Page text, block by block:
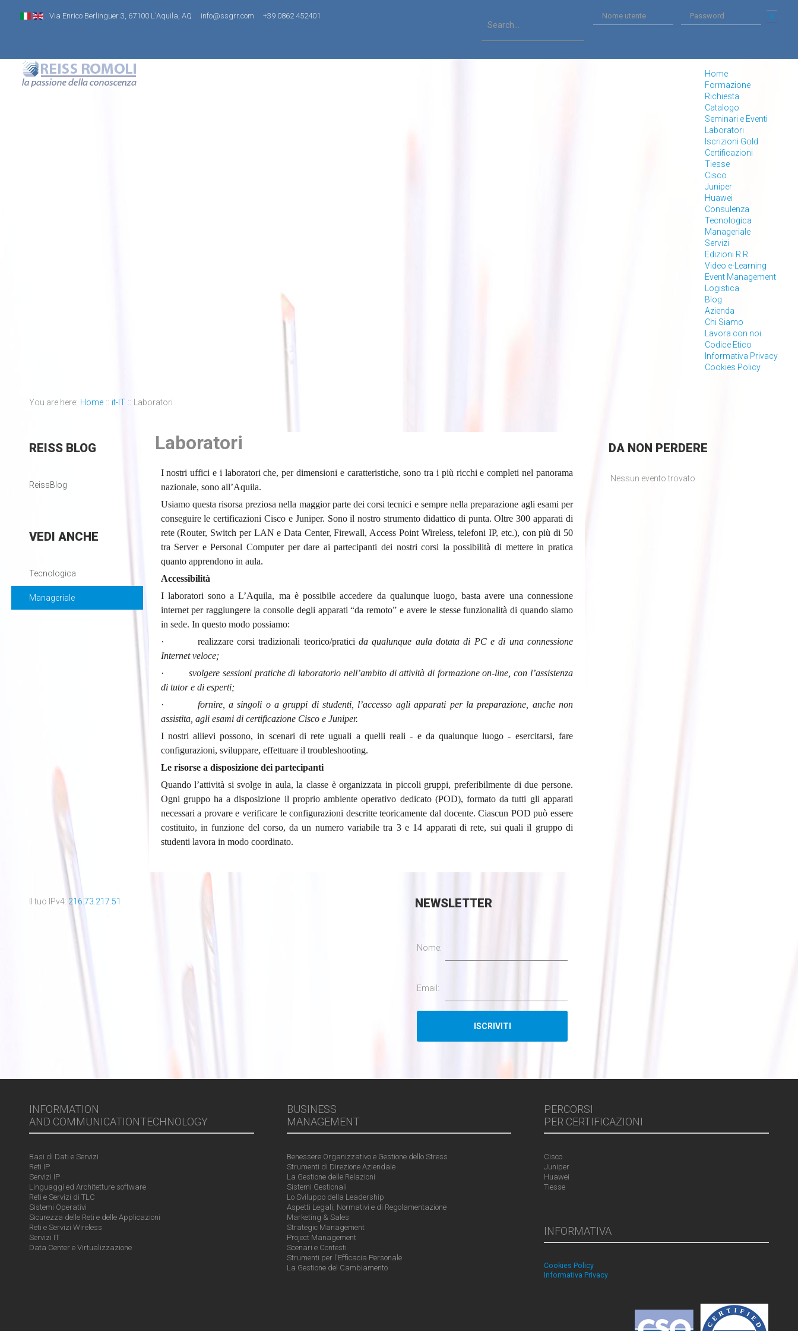
Via Enrico Berlinguer 3, 67100 L'Aquila, AQ info@ssgrr.com +39 0862 452401
Home
Formazione
Richiesta
Catalogo
Seminari e Eventi
Laboratori
Iscrizioni Gold
Certificazioni
Tiesse
Cisco
Juniper
Huawei
Consulenza
Tecnologica
Manageriale
Servizi
Edizioni R.R
Video e-Learning
Event Management
Logistica
Blog
Azienda
Chi Siamo
Lavora con noi
Codice Etico
Informativa Privacy
Cookies Policy
You are here: Home :: it-IT :: Laboratori
Laboratori
I nostri uffici e i laboratori che, per dimensioni e caratteristiche, sono tra i più ricchi e completi nel panorama
nazionale, sono all’Aquila.
Usiamo questa risorsa preziosa nella maggior parte dei corsi tecnici e sempre nella preparazione agli esami per
conseguire le certificazioni Cisco e Juniper. Sono il nostro strumento didattico di punta. Oltre 300 apparati di
rete (Router, Switch per LAN e Data Center, Firewall, Access Point Wireless, telefoni IP, etc.), con più di 50
tra Server e Personal Computer per dare ai partecipanti dei nostri corsi la possibilità di mettere in pratica
quanto apprendono in aula.
Accessibilità
I laboratori sono a L’Aquila, ma è possibile accedere da qualunque luogo, basta avere una connessione
internet per raggiungere la consolle degli apparati “da remoto” e avere le stesse funzionalità di quando siamo
in sede. In questo modo possiamo:
· realizzare corsi tradizionali teorico/pratici da qualunque aula dotata di PC e di una connessione
Internet veloce;
·svolgere sessioni pratiche di laboratorio nell’ambito di attività di formazione on-line, con l’assistenza
di tutor e di esperti;
· fornire, a singoli o a gruppi di studenti, l’accesso agli apparati per la preparazione, anche non
assistita, agli esami di certificazione Cisco e Juniper.
I nostri allievi possono, in scenari di rete uguali a quelli reali - e da qualunque luogo - esercitarsi, fare
configurazioni, sviluppare, effettuare il troubleshooting.
Le risorse a disposizione dei partecipanti
Quando l’attività si svolge in aula, la classe è organizzata in piccoli gruppi, preferibilmente di due persone.
Ogni gruppo ha a disposizione il proprio ambiente operativo dedicato (POD), formato da tutti gli apparati
necessari a provare e verificare le configurazioni descritte teoricamente dal docente. Ciascun POD può essere
costituito, in funzione del corso, da un numero variabile tra 3 e 14 apparati di rete, sui quali il gruppo di
studenti lavora in modo coordinato.
REISSBLOG
ReissBlog
VEDI ANCHE
Tecnologica
Manageriale
DANON PERDERE
Nessun evento trovato
Il tuo IPv4: 216.73.217.51 NEWSLETTER
Nome:
Email:
INFORMATION
AND COMMUNICATIONTECHNOLOGY
Basi di Dati e Servizi
Reti IP
Servizi IP
Linguaggi ed Architetture software
Reti e Servizi di TLC
Sistemi Operativi
Sicurezza delle Reti e delle Applicazioni
Reti e Servizi Wireless
Servizi IT
Data Center e Virtualizzazione
BUSINESS
MANAGEMENT
Benessere Organizzativo e Gestione dello Stress
Strumenti di Direzione Aziendale
La Gestione delle Relazioni
Sistemi Gestionali
Lo Sviluppo della Leadership
Aspetti Legali, Normativi e di Regolamentazione
Marketing & Sales
Strategic Management
Project Management
Scenari e Contesti
Strumenti per l'Efficacia Personale
La Gestione del Cambiamento
PERCORSI
PER CERTIFICAZIONI
Cisco
Juniper
Huawei
Tiesse
INFORMATIVA
Cookies Policy
Informativa Privacy